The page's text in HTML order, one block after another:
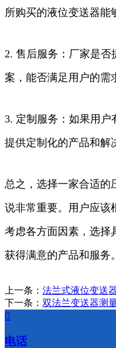
所购买的液位变送器能
2. 售后服务：厂家是
案，能否满足用户的需
3. 定制服务：如果用户
提供定制化的产品和解
总之，选择一家合适的
说非常重要。用户应该
考虑各方面因素，选择
获得满意的产品和服务。
上一条： 法兰式液位变送
下一条： 双法兰变送器测

电话